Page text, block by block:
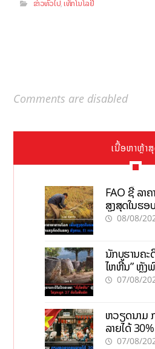
ຂ່າວທົ່ວໄປ,ເທັກໂນໂລຢີ
Comments are disabled
ເນື້ອຫາຫຼ້າ
FAO ຊີ້ ລາ
ສູງສຸດໃນຮອ
ກົດດັນຂອງສົ
08/08/
ນັກບູຮານຄະ
ໄຫຫີນ” ຫຼັງ
ຄົນໃນຫີນຍັກ
07/08/
ຫວຽດນາມ
ລາຍໄດ້
ຂະໜາດນ້ອຍ
07/08/